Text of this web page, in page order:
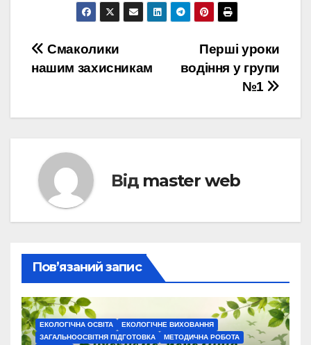
Навігація
Перші уроки
водіння у групи
№1
Смаколики
нашим захисникам
Від master web
Пов’язаний запис
ЕКОЛОГІЧНА ОСВІТА
ЕКОЛОГІЧНЕ ВИХОВАННЯ
ЗАГАЛЬНООСВІТНЯ ПІДГОТОВКА
МЕТОДИЧНА РОБОТА